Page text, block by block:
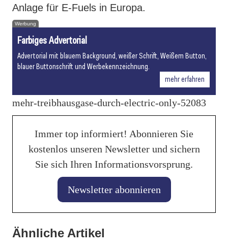
Anlage für E-Fuels in Europa.
Werbung
Farbiges Advertorial
Advertorial mit blauem Background, weißer Schrift, Weißem Button,
blauer Buttonschrift und Werbekennzeichnung.
mehr erfahren
mehr-treibhausgase-durch-electric-only-52083
Immer top informiert! Abonnieren Sie
kostenlos unseren Newsletter und sichern
Sie sich Ihren Informationsvorsprung.
Newsletter abonnieren
Ähnliche Artikel
27. Januar 2026
BASF Coatings: Tool zur Berechnung des CO₂-